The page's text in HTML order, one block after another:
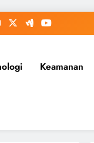
Keamanan